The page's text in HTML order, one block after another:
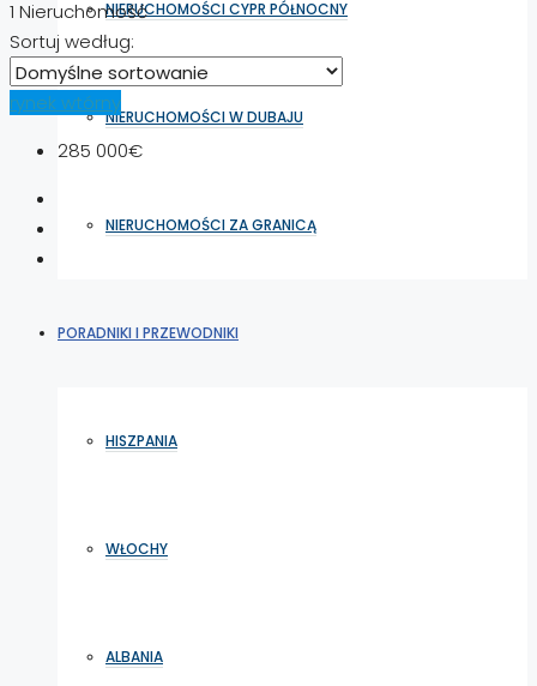
NIERUCHOMOŚCI CYPR PÓŁNOCNY
NIERUCHOMOŚCI W DUBAJU
NIERUCHOMOŚCI ZA GRANICĄ
PORADNIKI I PRZEWODNIKI
HISZPANIA
WŁOCHY
ALBANIA
1 Nieruchomość
Sortuj według:
rynek wtórny
285 000€